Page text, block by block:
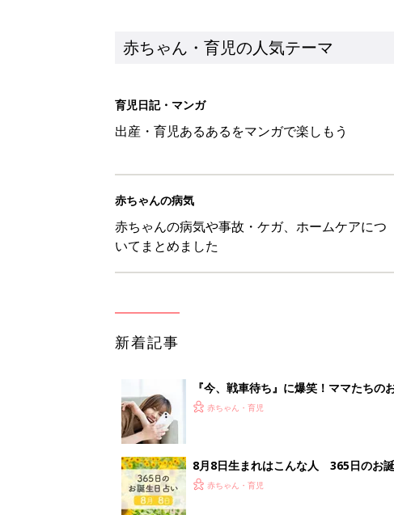
赤ちゃん・育児の人気テーマ
育児日記・マンガ
出産・育児あるあるをマンガで楽しもう
赤ちゃんの病気
赤ちゃんの病気や事故・ケガ、ホームケアにつ
いてまとめました
新着記事
『今、戦車待ち』に爆笑！ママたち
赤ちゃん・育児
8月8日生まれはこんな人 365日のお誕
赤ちゃん・育児